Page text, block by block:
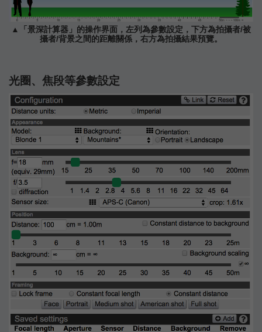
▲「景深計算器」的操作界面，左列為參數設定，下方為拍攝者/被
攝者/背景之間的距離關係，右方為拍攝結果預覽。
光圈、焦段等參數設定